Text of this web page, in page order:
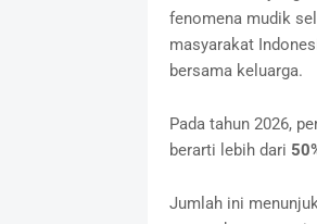
fenomena mudik
masyarakat
bersama keluarga.
Pada tahun 2026,
berarti lebih dari
Jumlah ini